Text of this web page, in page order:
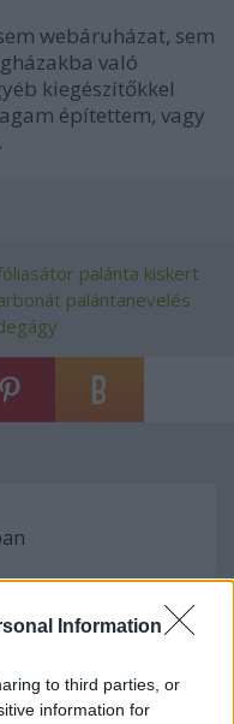
Information
to third parties, or
information for
webáruházat, sem
való
kiegészítőkkel
építettem, vagy
palánta kiskert
palántanevelés